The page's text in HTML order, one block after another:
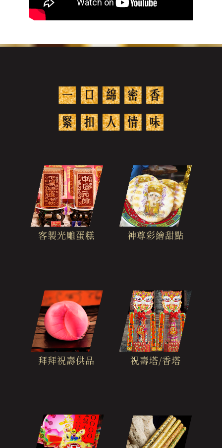
客製光雕蛋糕 神尊彩繪甜點
拜拜祝壽供品 祝壽塔/香塔